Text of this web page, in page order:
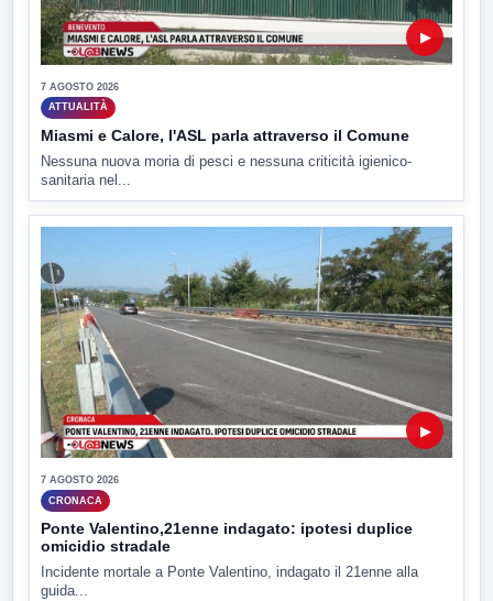
▶
7 AGOSTO 2026
ATTUALITÀ
Miasmi e Calore, l'ASL parla attraverso il Comune
Nessuna nuova moria di pesci e nessuna criticità igienico-
sanitaria nel...
▶
7 AGOSTO 2026
CRONACA
Ponte Valentino,21enne indagato: ipotesi duplice
omicidio stradale
Incidente mortale a Ponte Valentino, indagato il 21enne alla
guida...